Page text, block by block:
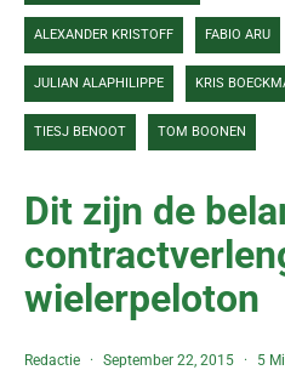
ALEXANDER KRISTOFF FABIO ARU
JULIAN ALAPHILIPPE KRIS
TIESJ BENOOT TOM BOONEN
Dit zijn de
wielerpeloton
Redactie September 22, 2015 5